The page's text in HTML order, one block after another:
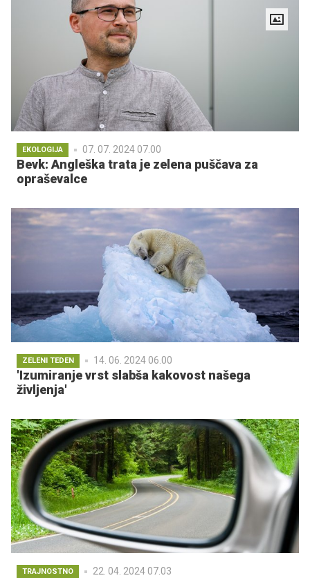
EKOLOGIJA 07. 07. 2024 07.00
Bevk: Angleška trata je zelena puščava za
opraševalce
ZELENI TEDEN 14. 06. 2024 06.00
'Izumiranje vrst slabša kakovost našega
življenja'
TRAJNOSTNO 22. 04. 2024 07.03